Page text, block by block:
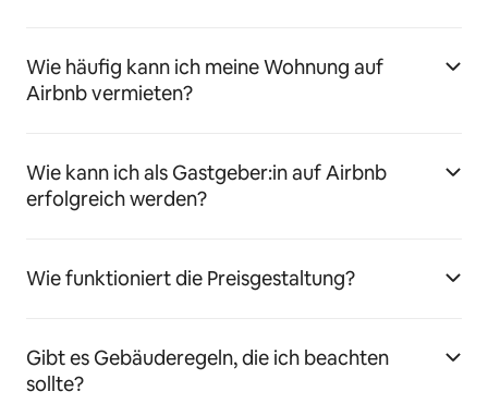
Wie häufig kann ich meine Wohnung auf
Airbnb vermieten?
Wie kann ich als Gastgeber:in auf Airbnb
erfolgreich werden?
Wie funktioniert die Preisgestaltung?
Gibt es Gebäuderegeln, die ich beachten
sollte?